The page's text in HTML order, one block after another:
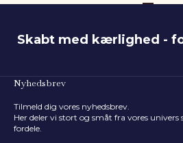
Hvad er barnets
80cm
Skabt med kærlighed -
Nyhedsbrev
Tilmeld dig vores nyhedsbrev.
Her deler vi stort og småt fra vores univers
fordele.